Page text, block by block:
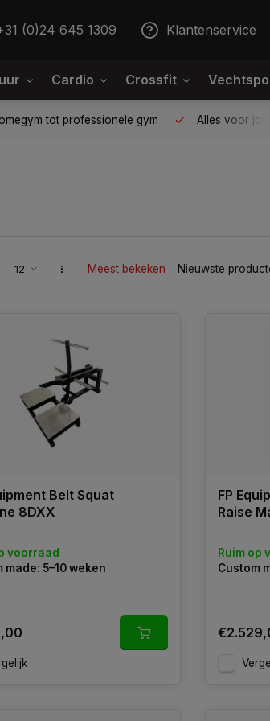
(0)24 645 1309 Klantenservice
Cardio Crossfit
tot professionele gym Alles voor
Meest bekeken Nieuwste
Belt Squat
8DXX
voorraad
made: 5–10 weken
FP
Raise
Ruim op
Custom